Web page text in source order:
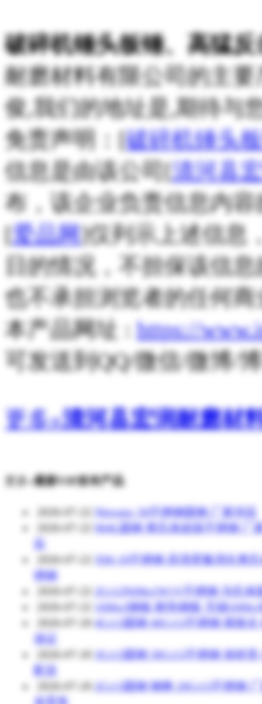
破碎机锤头板锤、高猛
耐磨材料有限公司的主
俊,我们的地址是,期待与
免责声明：[破碎机锤头
信息是由该公司[清河县
布，该企业负责信息内
[爱品网]仅列示上述信息
日的情况，不担保该信
也不承担浏览者的任何
本产品网址 :https://
可发送到QQ/微信/微博/
更多»清河县宏润耐磨材
更多»最新VIP发布产品
Nitronic 50不锈钢圆钢 厂家供应
904L圆钢 奥氏体超级不锈钢 厂
应
XM-19不锈钢 高强度氮强化奥
锈钢
2Cr12NiMo1W1V不锈钢 马氏体
16Mo3钢板 耐热钢板 无锡
4Cr13圆钢 40Cr13不锈钢 规格全
保证
3Cr13圆钢 30Cr13不锈钢 保材质
配送
2Cr13圆钢 钢棒 20Cr13不锈钢